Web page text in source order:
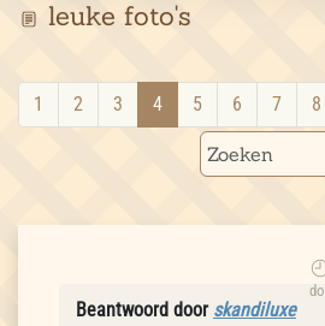
leuke foto's
1 2 3 4 5 6 7 8
Beantwoord door skandiluxe